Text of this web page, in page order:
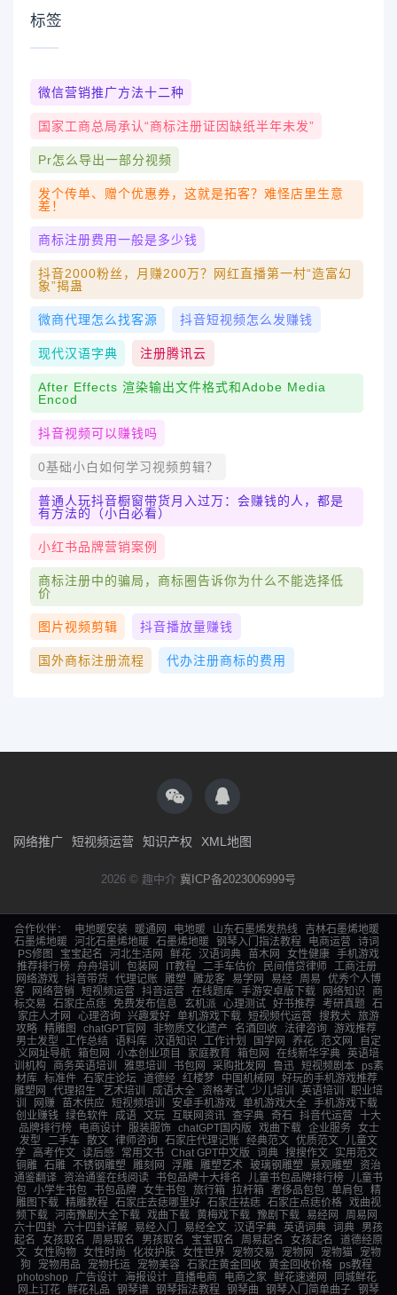
标签
微信营销推广方法十二种
国家工商总局承认“商标注册证因缺纸半年未发”
Pr怎么导出一部分视频
发个传单、赠个优惠券，这就是拓客？难怪店里生意
差！
商标注册费用一般是多少钱
抖音2000粉丝，月赚200万？网红直播第一村“造富幻
象”揭蛊
微商代理怎么找客源 抖音短视频怎么发赚钱
现代汉语字典 注册腾讯云
After Effects 渲染输出文件格式和Adobe Media
Encod
抖音视频可以赚钱吗
0基础小白如何学习视频剪辑？
普通人玩抖音橱窗带货月入过万：会赚钱的人，都是
有方法的（小白必看）
小红书品牌营销案例
商标注册中的骗局，商标圈告诉你为什么不能选择低
价
图片视频剪辑 抖音播放量赚钱
国外商标注册流程 代办注册商标的费用
网络推广 短视频运营 知识产权 XML地图
2026 © 趣中介 冀ICP备2023006999号
合作伙伴： 电地暖安装 暖通网 电地暖 山东石墨烯发热线
吉林石墨烯地暖
石墨烯地暖
河北石墨烯地暖 石墨烯地暖 钢琴入门指法教程 电商运营
诗词
PS修图
宝宝起名 河北生活网 鲜花 汉语词典 苗木网 女性健康 手机游戏
推荐排行榜
舟舟培训 包装网 IT教程 二手车估价 民间借贷律师
工商注册
网络游戏 抖音带货 代理记账 雕塑 雕龙客 易学网 易经 周易
优秀个人博
客
网络营销 短视频运营 抖音运营 在线题库 手游安卓版下载 网络知识
商
标交易
石家庄点痣 免费发布信息 玄机派 心理测试 好书推荐 考研真题 石
家庄人才网
心理咨询 兴趣爱好 单机游戏下载 短视频代运营 搜救犬 旅游
攻略 精雕图 chatGPT官网 非物质文化遗产 名酒回收 法律咨询 游戏推荐
男士发型
工作总结 语料库 汉语知识 工作计划 国学网 养花 范文网
自定
义网址导航 箱包网 小本创业项目 家庭教育 箱包网 在线新华字典 英语培
训机构
商务英语培训 雅思培训 书包网 采购批发网 鲁迅 短视频剧本
ps素
材库
标准件 石家庄论坛 道德经 红楼梦 中国机械网
好玩的手机游戏推荐
雕塑网
代理招生 艺术培训 成语大全 资格考试 少儿培训 英语培训
职业培
训
网赚 苗木供应 短视频培训 安卓手机游戏 单机游戏大全
手机游戏下载
创业赚钱
绿色软件 成语 文玩 互联网资讯 查字典 奇石 抖音代运营 十大
品牌排行榜
电商设计 服装服饰 chatGPT国内版 戏曲下载 企业服务
女士
发型
二手车 散文 律师咨询 石家庄代理记账 经典范文 优质范文
儿童文
学 高考作文 读后感 常用文书 Chat GPT中文版 词典 搜搜作文
实用范文
铜雕 石雕 不锈钢雕塑 雕刻网 浮雕 雕塑艺术 玻璃钢雕塑 景观雕塑
资治
通鉴翻译
资治通鉴在线阅读 书包品牌十大排名 儿童书包品牌排行榜
儿童书
包 小学生书包 书包品牌 女生书包 旅行箱 拉杆箱 奢侈品包包 单肩包 精
雕图下载 精雕教程 石家庄去痣哪里好 石家庄祛痣 石家庄点痣价格 戏曲视
频下载
河南豫剧大全下载 戏曲下载 黄梅戏下载 豫剧下载 易经网
周易网
六十四卦
六十四卦详解 易经入门 易经全文 汉语字典 英语词典 词典
男孩
起名
女孩取名 周易取名 男孩取名 宝宝取名 周易起名 女孩起名
道德经原
文 女性购物 女性时尚 化妆护肤 女性世界 宠物交易 宠物网 宠物猫
宠物
狗
宠物用品 宠物托运 宠物美容 石家庄黄金回收 黄金回收价格
ps教程
photoshop
广告设计 海报设计 直播电商 电商之家 鲜花速递网
同城鲜花
网上订花 鲜花礼品 钢琴谱 钢琴指法教程 钢琴曲 钢琴入门简单曲子 钢琴